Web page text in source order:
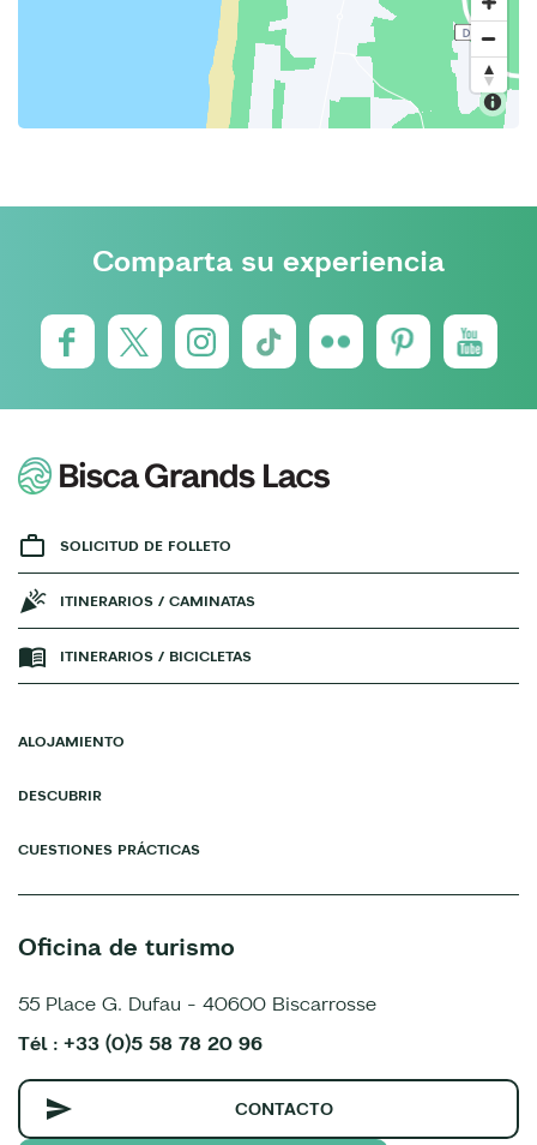
Comparta su experiencia
SOLICITUD DE FOLLETO
ITINERARIOS / CAMINATAS
ITINERARIOS / BICICLETAS
ALOJAMIENTO
DESCUBRIR
CUESTIONES PRÁCTICAS
Oficina de turismo
55 Place G. Dufau - 40600 Biscarrosse
Tél : +33 (0)5 58 78 20 96
CONTACTO